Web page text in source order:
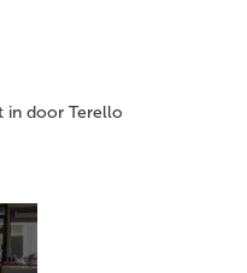
in door Terello